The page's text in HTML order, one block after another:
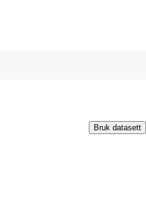
Bruk datasett